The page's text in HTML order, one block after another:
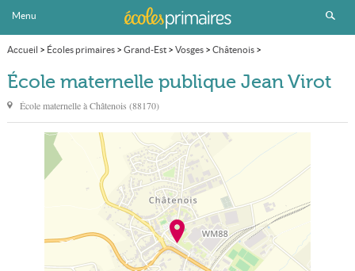
Menu
Accueil > Écoles primaires> Grand-Est> Vosges> Châtenois>
École maternelle publique Jean Virot
École maternelle publique Jean Virot
École maternelle àChâtenois (88170)